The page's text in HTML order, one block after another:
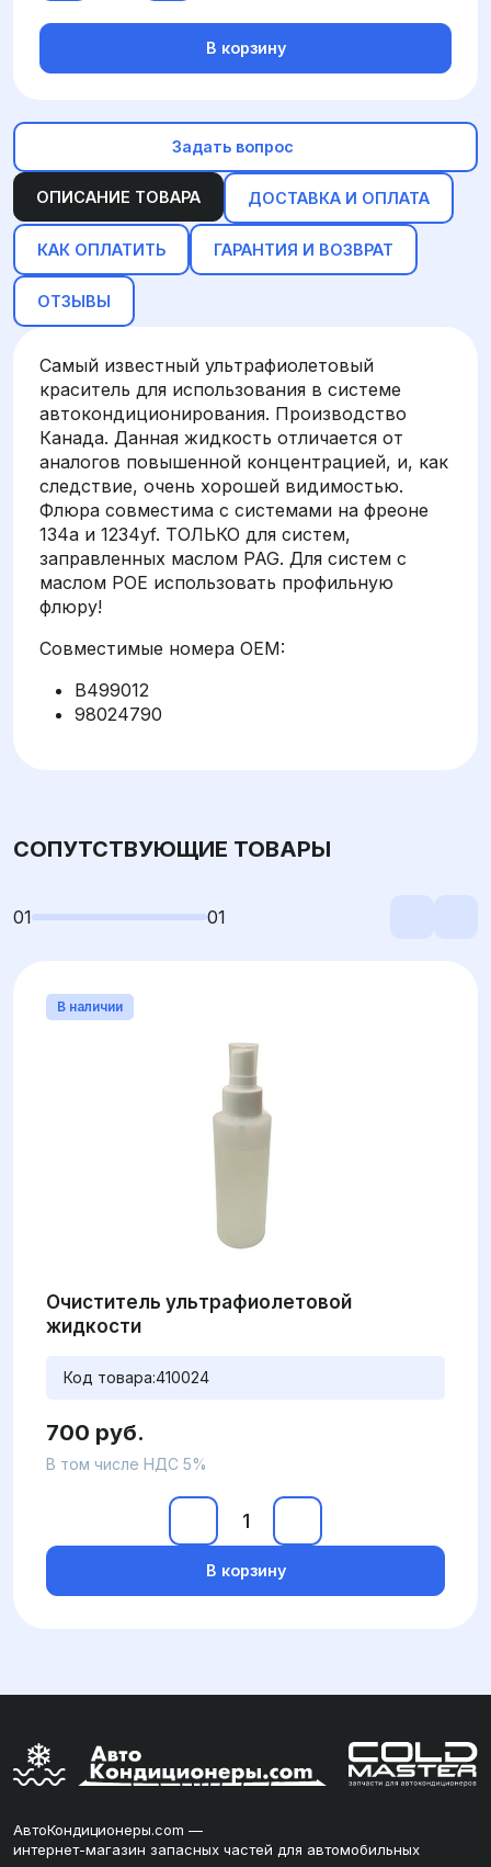
ОПИСАНИЕ ТОВАРА ДОСТАВКА И ОПЛАТА
КАК ОПЛАТИТЬ ГАРАНТИЯ И ВОЗВРАТ
ОТЗЫВЫ
Самый известный ультрафиолетовый
краситель для использования в системе
автокондиционирования. Производство
Канада. Данная жидкость отличается от
аналогов повышенной концентрацией, и, как
следствие, очень хорошей видимостью.
Флюра совместима с системами на фреоне
134a и 1234yf. ТОЛЬКО для систем,
заправленных маслом PAG. Для систем с
маслом POE использовать профильную
флюру!
Совместимые номера OEM:
B499012
98024790
В корзину
Задать вопрос
СОПУТСТВУЮЩИЕ ТОВАРЫ
01 01
В наличии
Очиститель ультрафиолетовой
жидкости
Код товара:410024
700 руб.
В том числе НДС 5%
В корзину
АвтоКондиционеры.com —
интернет-магазин запасных частей для автомобильных